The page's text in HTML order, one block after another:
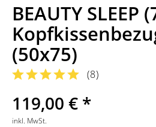
BEAUTY SLEEP
(50x75)
(8)
119,00 € *
inkl. MwSt.